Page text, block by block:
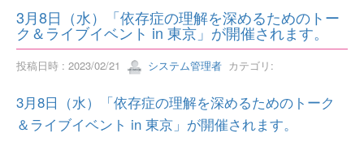
3月8日（水）「依存症の理解を深めるためのトー
ク＆ライブイベント in 東京」が開催されます。
投稿日時 : 2023/02/21 システム管理者 カテゴリ:
3月8日（水）「依存症の理解を深めるためのトーク
＆ライブイベント in 東京」が開催されます。